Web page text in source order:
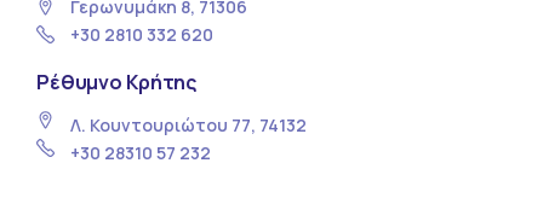
Γερωνυμάκη 8, 71306
+30 2810 332 620
Ρέθυμνο Κρήτης
Λ. Κουντουριώτου 77, 74132
+30 28310 57 232